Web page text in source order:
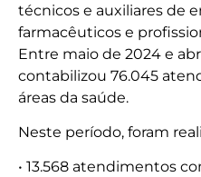
técnicos e auxiliares de
farmacêuticos e
Entre maio de 2024 e
contabilizou 76.045
áreas da saúde.
Neste período, foram
• 13.568 atendimentos